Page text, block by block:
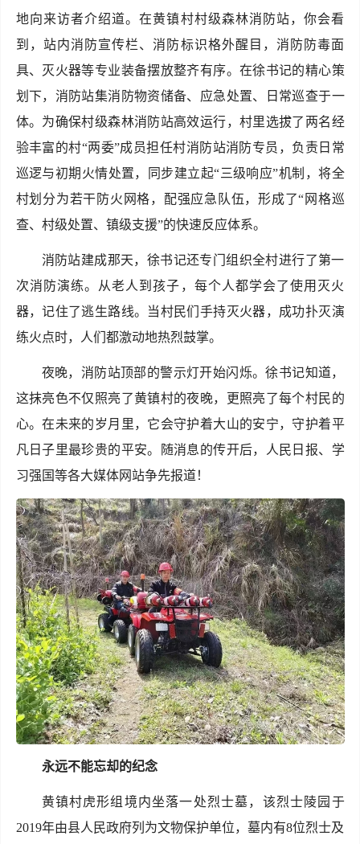
地向来访者介绍道。在黄镇村村级森林消防站，你会看
到，站内消防宣传栏、消防标识格外醒目，消防防毒面
具、灭火器等专业装备摆放整齐有序。在徐书记的精心策
划下，消防站集消防物资储备、应急处置、日常巡查于一
体。为确保村级森林消防站高效运行，村里选拔了两名经
验丰富的村“两委”成员担任村消防站消防专员，负责日常
巡逻与初期火情处置，同步建立起“三级响应”机制，将全
村划分为若干防火网格，配强应急队伍，形成了“网格巡
查、村级处置、镇级支援”的快速反应体系。
消防站建成那天，徐书记还专门组织全村进行了第一
次消防演练。从老人到孩子，每个人都学会了使用灭火
器，记住了逃生路线。当村民们手持灭火器，成功扑灭演
练火点时，人们都激动地热烈鼓掌。
夜晚，消防站顶部的警示灯开始闪烁。徐书记知道，
这抹亮色不仅照亮了黄镇村的夜晚，更照亮了每个村民的
心。在未来的岁月里，它会守护着大山的安宁，守护着平
凡日子里最珍贵的平安。随消息的传开后，人民日报、学
习强国等各大媒体网站争先报道！
永远不能忘却的纪念
黄镇村虎形组境内坐落一处烈士墓，该烈士陵园于
2019年由县人民政府列为文物保护单位，墓内有8位烈士及